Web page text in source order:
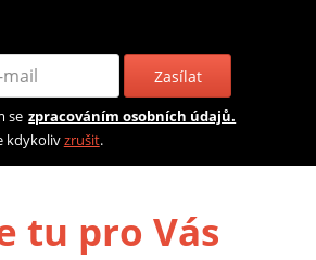
Zasílat
se zpracováním osobních údajů.
kdykolivzrušit.
tu pro Vás